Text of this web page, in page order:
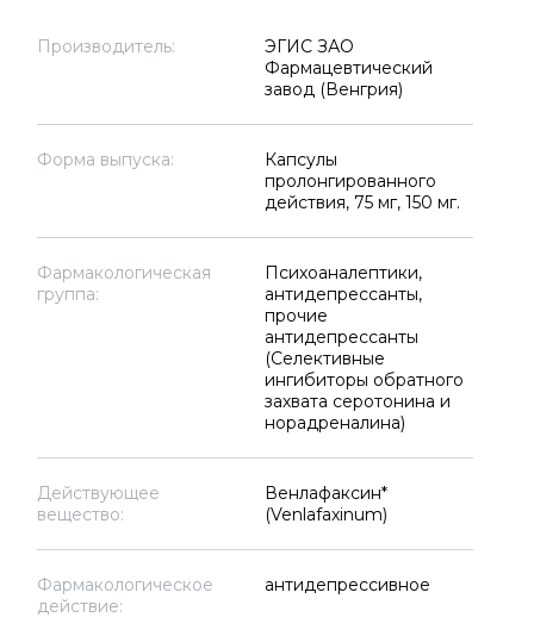
Производитель:
ЭГИС ЗАО
Фармацевтический
завод (Венгрия)
Форма выпуска:
Капсулы
пролонгированного
действия, 75 мг, 150 мг.
Фармакологическая
группа:
Психоаналептики,
антидепрессанты,
прочие
антидепрессанты
(Селективные
ингибиторы обратного
захвата серотонина и
норадреналина)
Действующее
вещество:
Венлафаксин*
(Venlafaxinum)
Фармакологическое
действие:
антидепрессивное